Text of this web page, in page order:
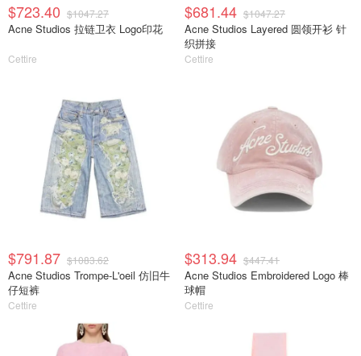
$723.40 $1047.27
Acne Studios 拉链卫衣 Logo印花
Cettire
$681.44 $1047.27
Acne Studios Layered 圆领开衫 针
织拼接
Cettire
$791.87 $1083.62
Acne Studios Trompe-L'oeil 仿旧牛
仔短裤
Cettire
$313.94 $447.41
Acne Studios Embroidered Logo 棒
球帽
Cettire